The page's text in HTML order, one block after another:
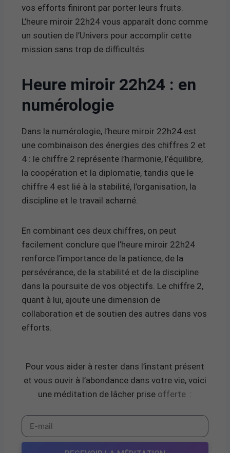
vos efforts finiront par porter leurs fruits.
L’heure miroir 22h24 vous apparaît donc comme
un soutien de l’Univers pour accomplir cette
mission sans trop de difficultés.
Heure miroir 22h24 : en
numérologie
Dans la numérologie, l’heure miroir 22h24 est
une combinaison des énergies des chiffres 2 et
4 : le chiffre 2 représente l’harmonie, l’équilibre,
la coopération et la diplomatie, tandis que le
chiffre 4 est lié à la stabilité, l’organisation, la
discipline et le travail acharné.
En combinant ces deux chiffres, on peut
facilement conclure que l’heure miroir 22h24
renforce l’importance de la patience, de la
persévérance, de la stabilité et de la discipline
dans la poursuite de vos objectifs. Le chiffre 2,
quant à lui, ajoute une dimension de
collaboration et de soutien des autres dans vos
efforts.
Pour vous aider à rester dans l’instant présent
et vous ouvir à l’abondance dans votre vie, voici
une méditation de lâcher prise offerte :